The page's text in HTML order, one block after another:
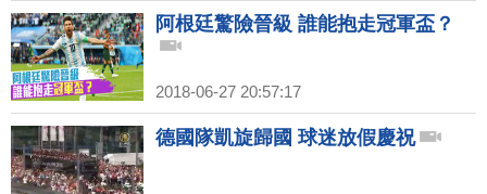
阿根廷驚險晉級 誰能抱走冠軍盃？
2018-06-27 20:57:17
德國隊凱旋歸國 球迷放假慶祝